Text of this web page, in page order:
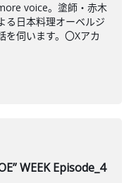
voice。塗師・赤木
る日本料理オーベルジ
を伺います。〇Xアカ
WEEK Episode_4